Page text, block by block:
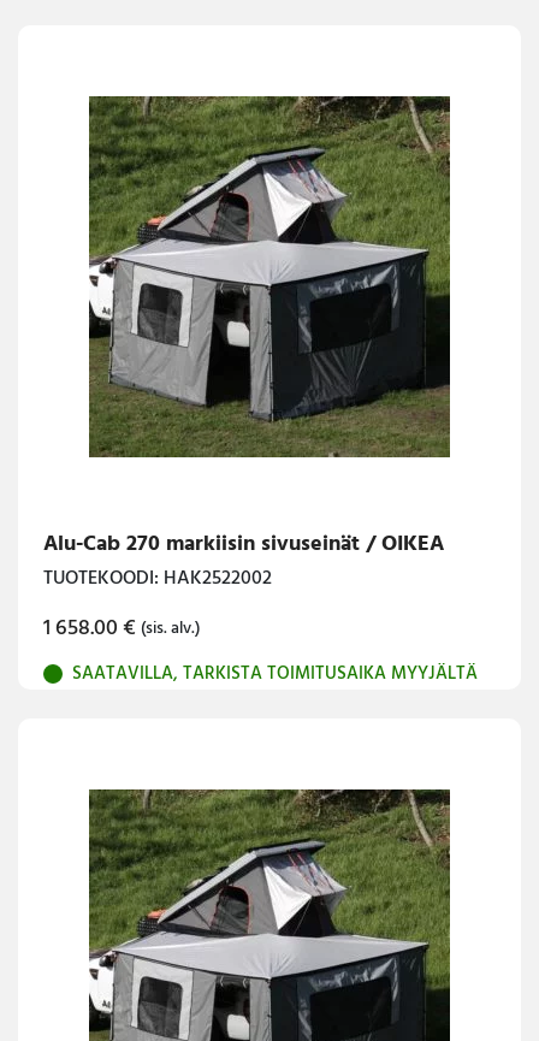
Alu-Cab 270 markiisin sivuseinät / OIKEA
TUOTEKOODI: HAK2522002
1 658.00€ (sis. alv.)
SAATAVILLA, TARKISTA TOIMITUSAIKA MYYJÄLTÄ